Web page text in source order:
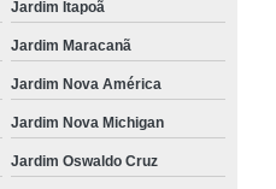
Jardim Itapoã
Jardim Maracanã
Jardim Nova América
Jardim Nova Michigan
Jardim Oswaldo Cruz